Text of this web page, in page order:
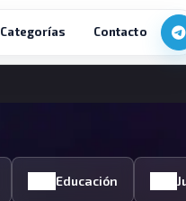
Categorías Contacto
Educación